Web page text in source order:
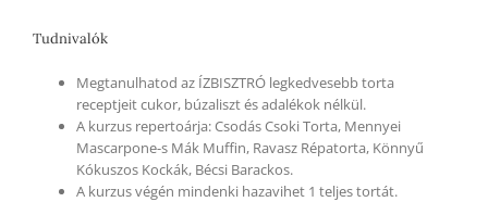
Tudnivalók
Megtanulhatod az ÍZBISZTRÓ legkedvesebb torta
receptjeit cukor, búzaliszt és adalékok nélkül.
A kurzus repertoárja: Csodás Csoki Torta, Mennyei
Mascarpone-s Mák Muffin, Ravasz Répatorta, Könnyű
Kókuszos Kockák, Bécsi Barackos.
A kurzus végén mindenki hazavihet 1 teljes tortát.